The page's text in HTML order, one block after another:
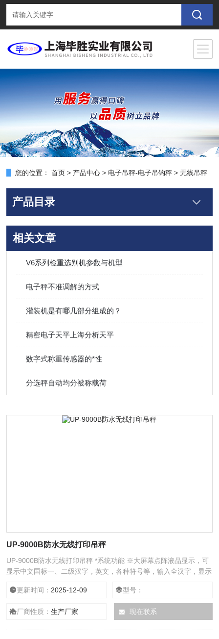
您的位置： 首页 > 产品中心 > 电子吊秤-电子吊钩秤 >无线吊秤
产品目录
相关文章
V6系列检重选别机参数与机型
电子秤不准调解的方式
灌装机是有哪几部分组成的？
精密电子天平上海分析天平
数字式称重传感器的*性
分选秤自动均分被称载荷
UP-9000B防水无线打印吊秤
UP-9000B防水无线打印吊秤 *系统功能 ※大屏幕点阵液晶显示，可
显示中文国标一、二级汉字，英文，各种符号等，输入全汉字，显示
输入一次可输入10行 ※可选配高温隔热和大屏幕 ※显示器有自动关
更新时间： 2025-12-09 型号：
厂商性质：生产厂家 现在联系